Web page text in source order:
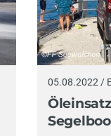
05.08.2022 /